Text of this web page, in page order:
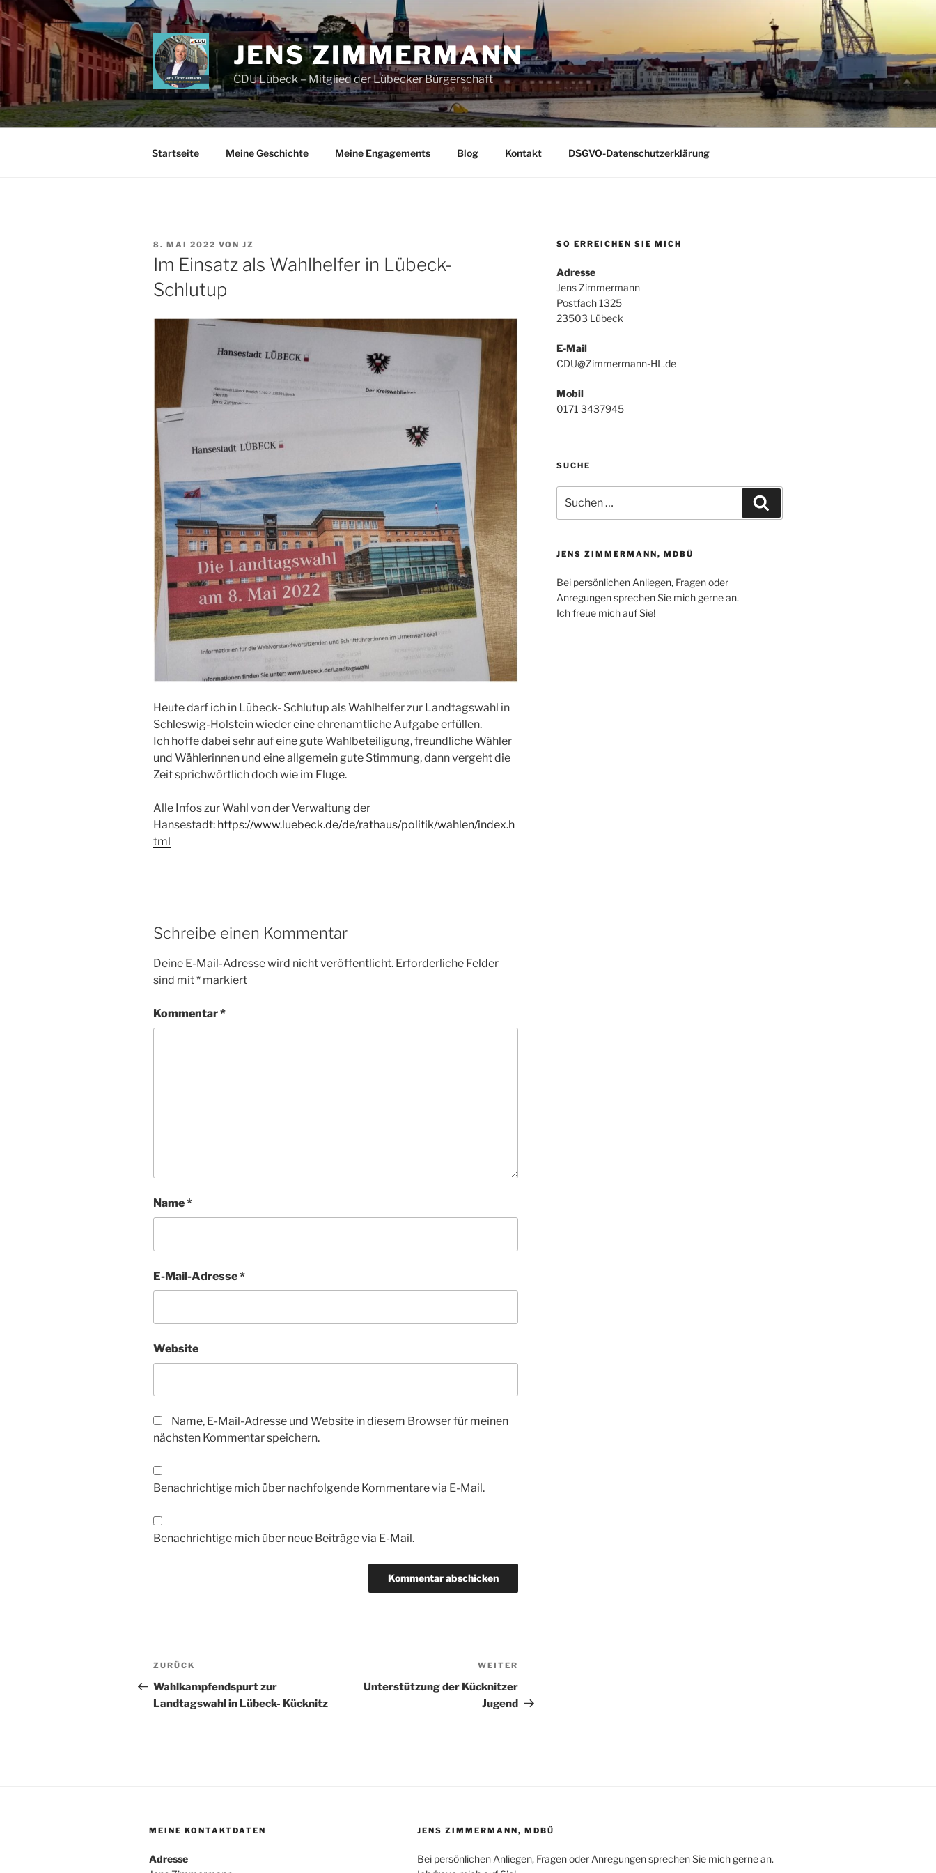
Zum
Inhalt
springen
JENS ZIMMERMANN
CDU Lübeck – Mitglied der Lübecker Bürgerschaft
Startseite Meine Geschichte Meine Engagements Blog Kontakt DSGVO-Datenschutzerklärung
VERÖFFENTLICHT
AM
8. MAI 2022 VON JZ
Im Einsatz als Wahlhelfer in Lübeck-
Schlutup
Heute darf ich in Lübeck- Schlutup als Wahlhelfer zur Landtagswahl in
Schleswig-Holstein wieder eine ehrenamtliche Aufgabe erfüllen.
Ich hoffe dabei sehr auf eine gute Wahlbeteiligung, freundliche Wähler
und Wählerinnen und eine allgemein gute Stimmung, dann vergeht die
Zeit sprichwörtlich doch wie im Fluge.
Alle Infos zur Wahl von der Verwaltung der
Hansestadt: https://www.luebeck.de/de/rathaus/politik/wahlen/index.h
tml
Schreibe einen Kommentar
Deine E-Mail-Adresse wird nicht veröffentlicht. Erforderliche Felder
sind mit* markiert
Kommentar*
Name*
E-Mail-Adresse*
Website
Name, E-Mail-Adresse und Website in diesem Browser für meinen
nächsten Kommentar speichern.
Benachrichtige mich über nachfolgende Kommentare via E-Mail.
Benachrichtige mich über neue Beiträge via E-Mail.
Beitragsnavigation
Vorheriger
Beitrag
ZURÜCK
Wahlkampfendspurt zur
Landtagswahl in Lübeck- Kücknitz
Beitrag
WEITER
Unterstützung der Kücknitzer
Jugend
SO ERREICHEN SIE MICH
Adresse
Jens Zimmermann
Postfach 1325
23503 Lübeck
E-Mail
CDU@Zimmermann-HL.de
Mobil
0171 3437945
SUCHE
nach:
JENS ZIMMERMANN, MDBÜ
Bei persönlichen Anliegen, Fragen oder
Anregungen sprechen Sie mich gerne an.
Ich freue mich auf Sie!
MEINE KONTAKTDATEN
Adresse
JENS ZIMMERMANN, MDBÜ
Bei persönlichen Anliegen, Fragen oder Anregungen sprechen Sie mich gerne an.